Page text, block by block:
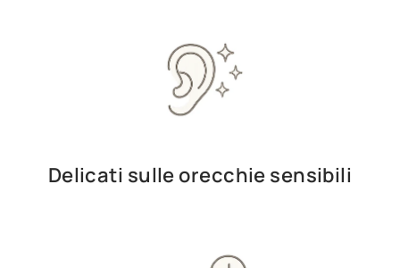
Delicati sulle orecchie sensibili